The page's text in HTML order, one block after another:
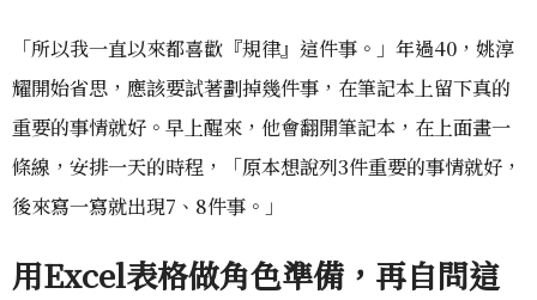
「所以我一直以來都喜歡『規律』這件事。」年過40，姚淳
耀開始省思，應該要試著劃掉幾件事，在筆記本上留下真的
重要的事情就好。早上醒來，他會翻開筆記本，在上面畫一
條線，安排一天的時程，「原本想說列3件重要的事情就好，
後來寫一寫就出現7、8件事。」
用Excel表格做角色準備，再自問這